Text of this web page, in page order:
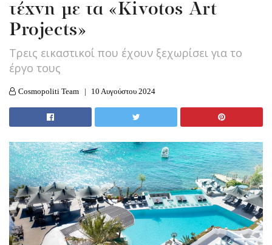
τέχνη με τα «Kivotos Art
Projects»
Τρεις εικαστικοί που έχουν ξεχωρίσει για το
έργο τους
Cosmopoliti Team 10 Αυγούστου 2024